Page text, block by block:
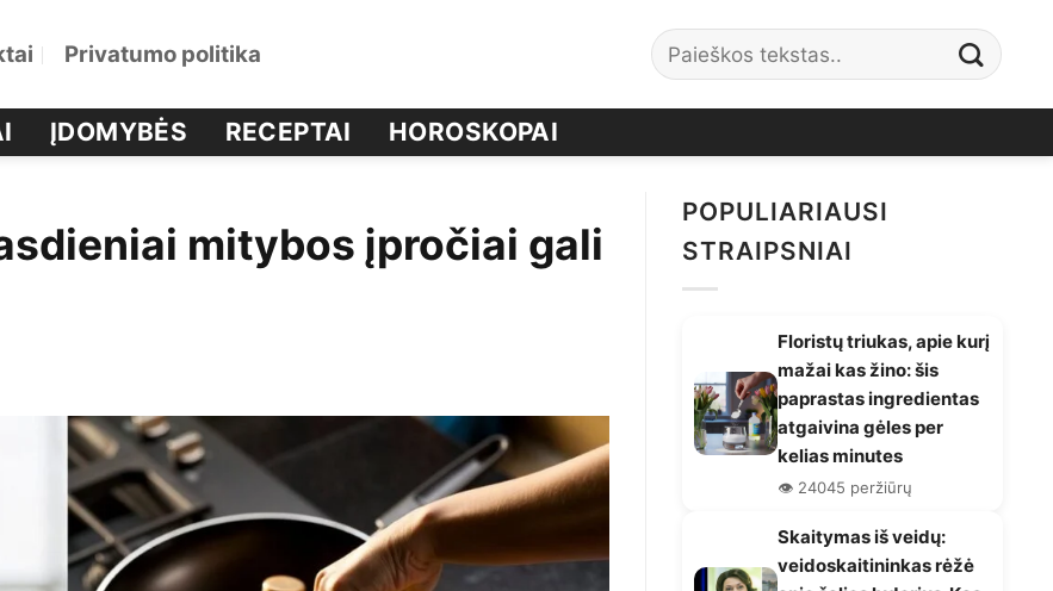
Privatumo politika
ĮDOMYBĖS RECEPTAI HOROSKOPAI
mitybos įpročiai gali
POPULIARIAUSI
STRAIPSNIAI
Floristų triukas, apie kurį
mažai kas žino: šis
paprastas ingredientas
atgaivina gėles per
kelias minutes
👁️ 24045 peržiūrų
Skaitymas iš veidų:
veidoskaitininkas rėžė